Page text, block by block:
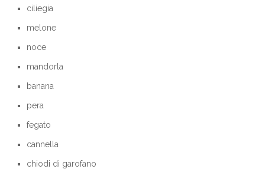
ciliegia
melone
noce
mandorla
banana
pera
fegato
cannella
chiodi di garofano